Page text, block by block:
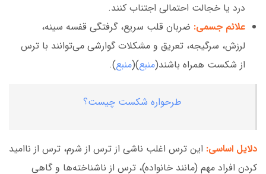
درد یا خجالت احتمالی اجتناب کنند.
علائم جسمی: ضربان قلب سریع، گرفتگی قفسه سینه،
لرزش، سرگیجه، تعریق و مشکلات گوارشی می‌توانند با ترس
از شکست همراه باشند(منبع)(منبع).
طرحواره شکست چیست؟
دلایل اساسی: این ترس اغلب ناشی از ترس از شرم، ترس از ناامید
کردن افراد مهم (مانند خانواده)، ترس از ناشناخته‌ها و گاهی